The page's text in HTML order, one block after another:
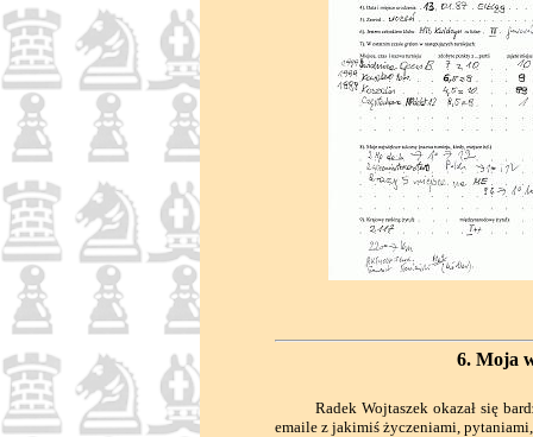
6. Moja
Radek Wojtaszek okazał się
emaile z jakimiś życzeniami,